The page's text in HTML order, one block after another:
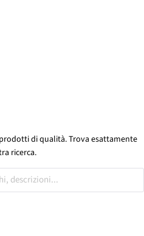
di qualità. Trova esattamente
ricerca.
descrizioni...